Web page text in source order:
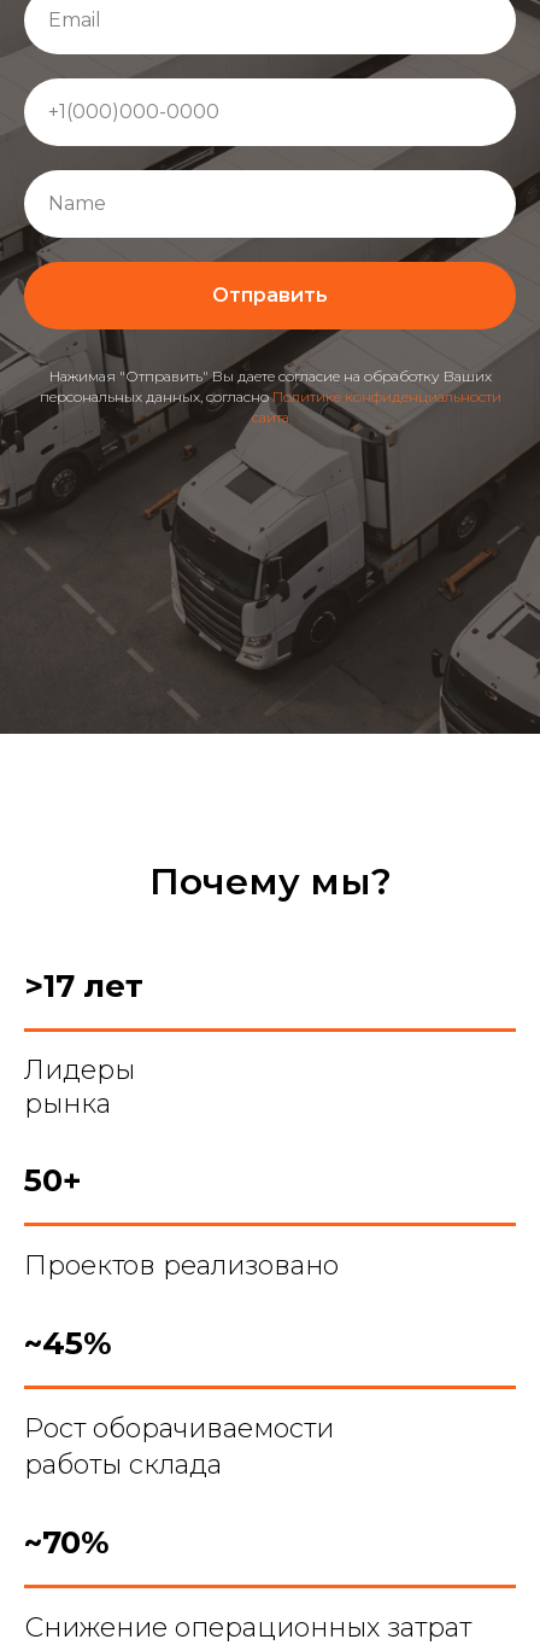
Email
+1(000)000-0000
Name
Отправить
Нажимая "Отправить" Вы даете согласие на обработку Ваших
персональных данных, согласноПолитике конфиденциальности
сайта
Почему мы?
>17 лет
Лидеры
рынка
50+
Проектов реализовано
~45%
Рост оборачиваемости
работы склада
~70%
Снижение операционных затрат